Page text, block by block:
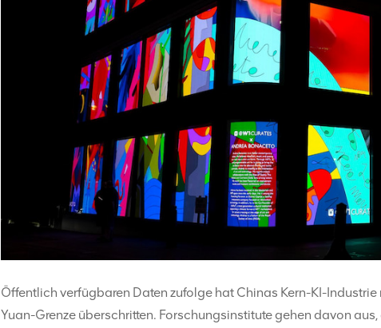
Öffentlich verfügbaren Daten zufolge hat Chinas Kern-KI-
Yuan-Grenze überschritten. Forschungsinstitute gehen davon